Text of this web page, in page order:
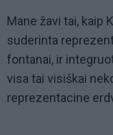
Mane žavi tai, kaip
suderinta
fontanai, ir
visa tai visiškai
reprezentacine